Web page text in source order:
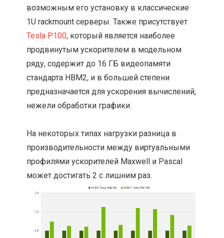
возможным его установку в классические
1U rackmount серверы. Также присутствует
Tesla P100, который является наиболее
продвинутым ускорителем в модельном
ряду, содержит до 16 ГБ видеопамяти
стандарта HBM2, и в большей степени
предназначается для ускорения вычислений,
нежели обработки графики.
На некоторых типах нагрузки разница в
производительности между виртуальными
профилями ускорителей Maxwell и Pascal
может достигать 2 с лишним раз.